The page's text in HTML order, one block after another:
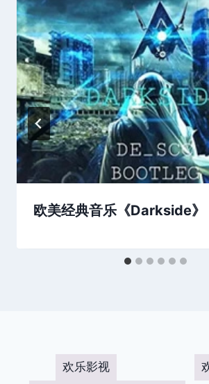
欧美经典音乐《Darkside》
欢乐影视